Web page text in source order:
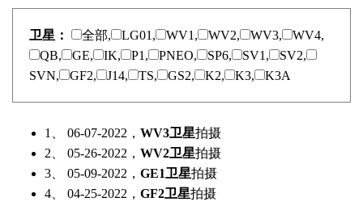
卫星： 全部, LG01, WV1, WV2, WV3,
WV4,
QB,
GE, IK, P1, PNEO, SP6, SV1,
SV2,
SVN,
GF2, J14, TS, GS2, K2, K3, K3A
1、 06-07-2022， WV3卫星拍摄
2、 05-26-2022， WV2卫星拍摄
3、 05-09-2022， GE1卫星拍摄
4、 04-25-2022， GF2卫星拍摄